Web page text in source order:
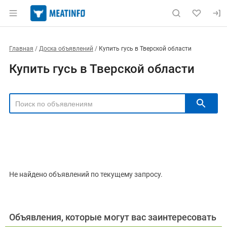
Главная Доска объявлений Купить гусь в Тверской области
Купить гусь в Тверской области
РУБРИКА
Цена, ₽
Не найдено объявлений по текущему запросу.
Объявления, которые могут вас заинтересовать